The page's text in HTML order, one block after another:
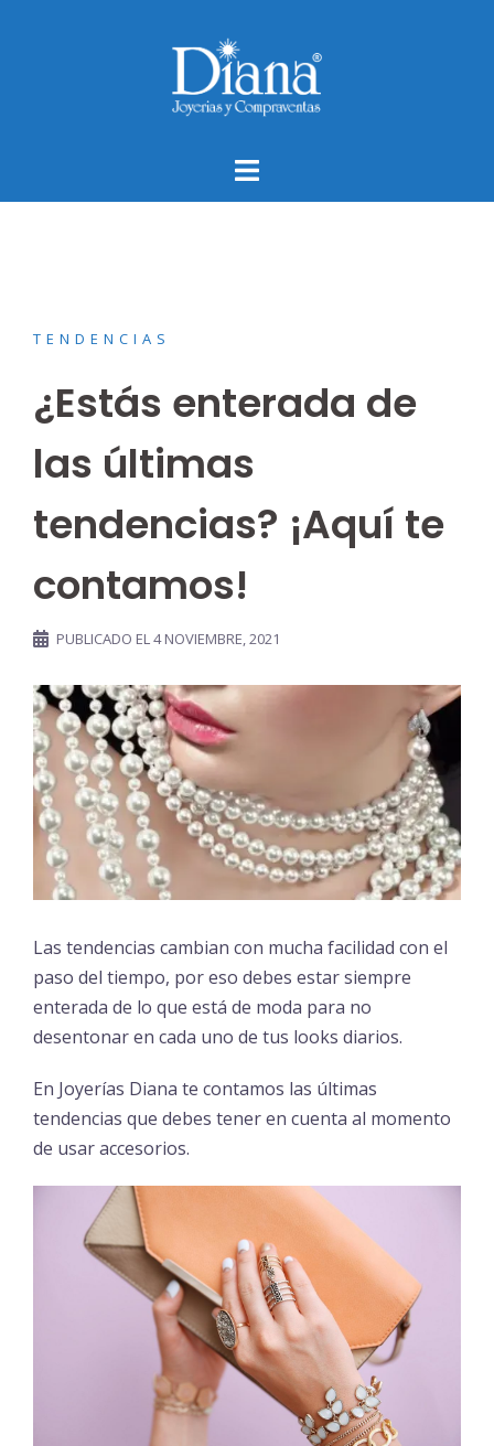
TENDENCIAS
¿Estás enterada de
las últimas
tendencias? ¡Aquí te
contamos!
PUBLICADO EL4 NOVIEMBRE, 2021
Las tendencias cambian con mucha facilidad con el
paso del tiempo, por eso debes estar siempre
enterada de lo que está de moda para no
desentonar en cada uno de tus looks diarios.
En Joyerías Diana te contamos las últimas
tendencias que debes tener en cuenta al momento
de usar accesorios.